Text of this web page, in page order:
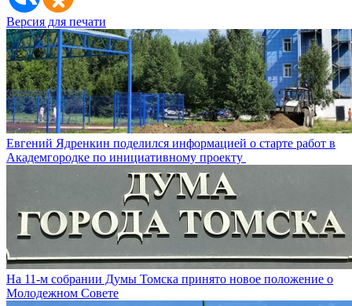
Версия для печати
Евгений Ядренкин поделился информацией о старте работ в
Академгородке по инициативному проекту
На 11-м собрании Думы Томска принято новое положение о
Молодежном Совете